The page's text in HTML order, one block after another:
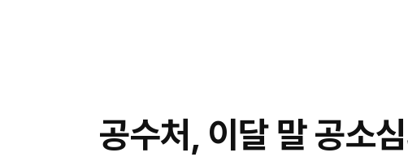
공수처, 이달 말 공소